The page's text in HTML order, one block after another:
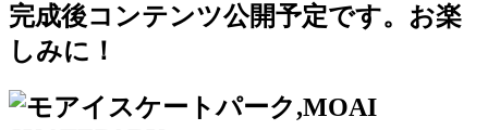
完成後コンテンツ公開予定です。お楽
しみに！